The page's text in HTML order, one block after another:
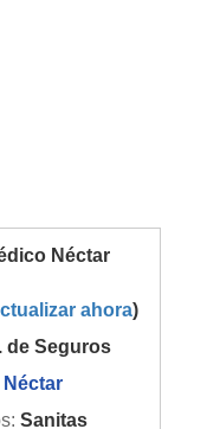
Néctar
ahora)
de Seguros
Sanitas